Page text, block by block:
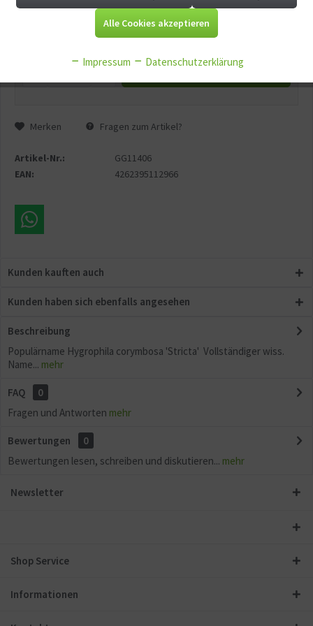
0.2 kg
Merken Fragen zum Artikel?
Artikel-Nr.:
GG11406
EAN:
4262395112966
Kunden kauften auch
Kunden haben sich ebenfalls angesehen
Beschreibung
Populärname Hygrophila corymbosa 'Stricta' Vollständiger wiss.
Name... mehr
FAQ
0
Fragen und Antworten mehr
Bewertungen
0
Bewertungen lesen, schreiben und diskutieren... mehr
Newsletter
Shop Service
Informationen
Tracking Aktiv
Alle Cookies akzeptieren
Impressum Datenschutzerklärung